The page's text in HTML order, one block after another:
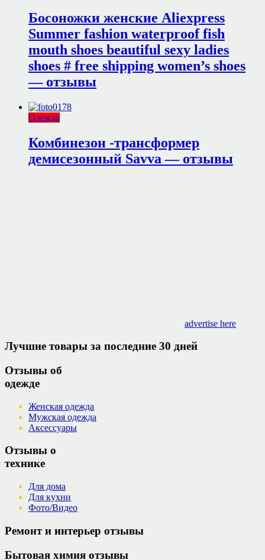
Босоножки женские Aliexpress
Summer fashion waterproof fish
mouth shoes beautiful sexy ladies
shoes # free shipping women’s shoes
— отзывы
Одежда
Комбинезон -трансформер
демисезонный Savva — отзывы
advertise here
Лучшие товары за последние 30 дней
Отзывы об
одежде
Женская одежда
Мужская одежда
Аксессуары
Отзывы о
технике
Для дома
Для кухни
Фото/Видео
Ремонт и интерьер отзывы
Бытовая химия отзывы